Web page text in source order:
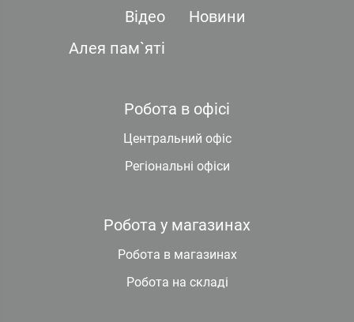
Відео
Новини
Алея пам`яті
Робота в офісі
Центральний офіс
Регіональні офіси
Робота у магазинах
Робота в магазинах
Робота на складі